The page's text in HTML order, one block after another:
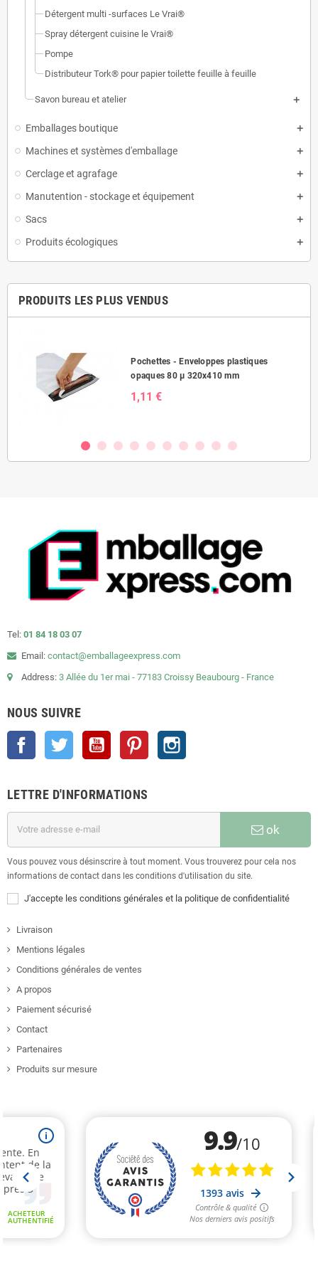
Détergent multi -surfaces Le Vrai®
Spray détergent cuisine le Vrai®
Pompe
Distributeur Tork® pour papier toilette feuille à feuille
Savon bureau et atelier
Emballages boutique
Machines et systèmes d'emballage
Cerclage et agrafage
Manutention - stockage et équipement
Sacs
Produits écologiques
PRODUITS LES PLUS VENDUS
Pochettes - Enveloppes plastiques
opaques 80 µ 320x410 mm
1,11 €
Tel: 01 84 18 03 07
Email: contact@emballageexpress.com
Address: 3 Allée du 1er mai - 77183 Croissy Beaubourg - France
NOUS SUIVRE
Facebook Twitter YouTube Pinterest
LETTRE D'INFORMATIONS
ok
Vous pouvez vous désinscrire à tout moment. Vous trouverez pour cela nos
informations de contact dans les conditions d'utilisation du site.
J'accepte les conditions générales et la politique de confidentialité
Livraison
Mentions légales
Conditions générales de ventes
A propos
Paiement sécurisé
Contact
Partenaires
Produits sur mesure